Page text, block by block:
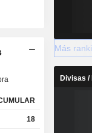
18
Más
Divisas /